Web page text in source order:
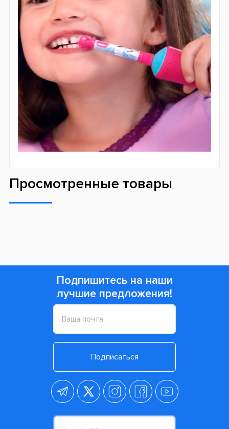
Просмотренные товары
Подпишитесь на наши
лучшие предложения!
Подписаться